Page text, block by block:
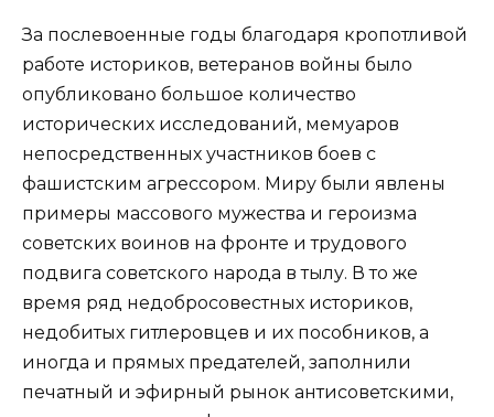
За послевоенные годы благодаря кропотливой
работе историков, ветеранов войны было
опубликовано большое количество
исторических исследований, мемуаров
непосредственных участников боев с
фашистским агрессором. Миру были явлены
примеры массового мужества и героизма
советских воинов на фронте и трудового
подвига советского народа в тылу. В то же
время ряд недобросовестных историков,
недобитых гитлеровцев и их пособников, а
иногда и прямых предателей, заполнили
печатный и эфирный рынок антисоветскими,